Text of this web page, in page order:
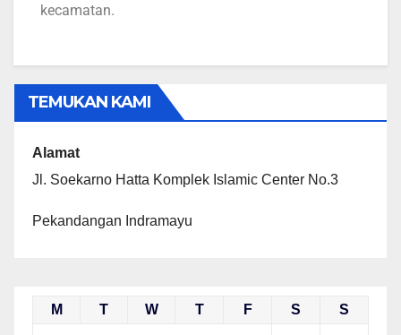
kecamatan.
TEMUKAN KAMI
Alamat
Jl. Soekarno Hatta Komplek Islamic Center No.3
Pekandangan Indramayu
M T W T F S S